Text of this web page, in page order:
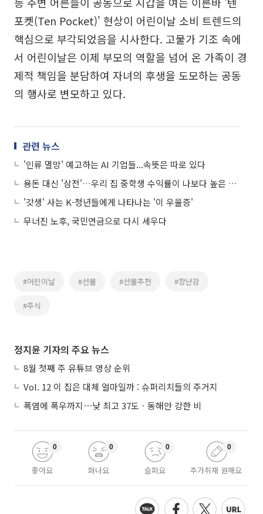
포켓(Ten Pocket)' 현상이 어린이날 소비 트렌드의
핵심으로 부각되었음을 시사한다. 고물가 기조 속에
서 어린이날은 이제 부모의 역할을 넘어 온 가족이 경
제적 책임을 분담하여 자녀의 후생을 도모하는 공동
의 행사로 변모하고 있다.
관련 뉴스
'인류 멸망' 예고하는 AI 기업들...속뜻은 따로 있다
용돈 대신 '삼전'…우리 집 중학생 수익률이 나보다 높은 이유
'갓생' 사는 K-청년들에게 나타나는 '이 우울증'
무너진 노후, 국민연금으로 다시 세우다
#어린이날 #선물 #선물추천 #장난감
#주식
정지윤 기자의 주요 뉴스
8월 첫째 주 유튜브 영상 순위
Vol. 12 이 집은 대체 얼마일까 : 슈퍼리치들의 주거지
폭염에 폭우까지⋯낮 최고 37도ㆍ동해안 강한 비
좋아요
0
화나요
0
슬퍼요
0
추가취재 원해요
0